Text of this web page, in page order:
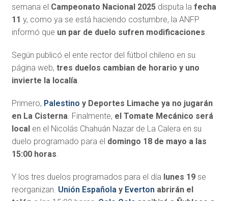
semana el Campeonato Nacional 2025disputa la fecha
11 y, como ya se está haciendo costumbre, la ANFP
informó que un par de duelo sufren modificaciones.
Según publicó el ente rector del fútbol chileno en su
página web, tres duelos cambian de horario y uno
invierte la localía.
Primero, Palestino y Deportes Limache ya no jugarán
en La Cisterna. Finalmente, el Tomate Mecánico será
local en el Nicolás Chahuán Nazar de La Calera en su
duelo programado para el domingo 18 de mayo a las
15:00 horas.
Y los tres duelos programados para el día lunes 19se
reorganizan. Unión Españolay Everton abrirán el